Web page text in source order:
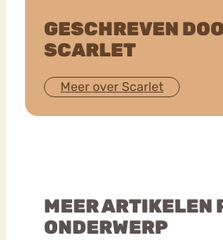
GESCHREVEN
SCARLET
Meer over Scarlet
MEER ARTIKELEN
ONDERWERP